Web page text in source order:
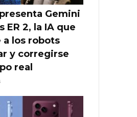
Gemini
ER 2, la IA que
los robots
y corregirse
real